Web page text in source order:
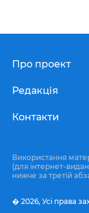
Про проект
Редакція
Контакти
Використання
(для інтернет-
нижче за третій
� 2026, Усі права